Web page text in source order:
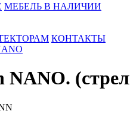
МЕБЕЛЬ В НАЛИЧИИ
КОНТАКТЫ